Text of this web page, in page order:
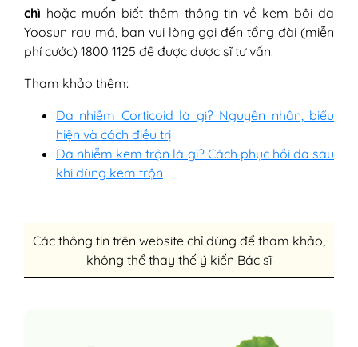
chì hoặc muốn biết thêm thông tin về kem bôi da
Yoosun rau má, bạn vui lòng gọi đến tổng đài (miễn
phí cước) 1800 1125 để được dược sĩ tư vấn.
Tham khảo thêm:
Da nhiễm Corticoid là gì? Nguyên nhân, biểu
hiện và cách điều trị
Da nhiễm kem trộn là gì? Cách phục hồi da sau
khi dùng kem trộn
Các thông tin trên website chỉ dùng để tham khảo,
không thể thay thế ý kiến Bác sĩ